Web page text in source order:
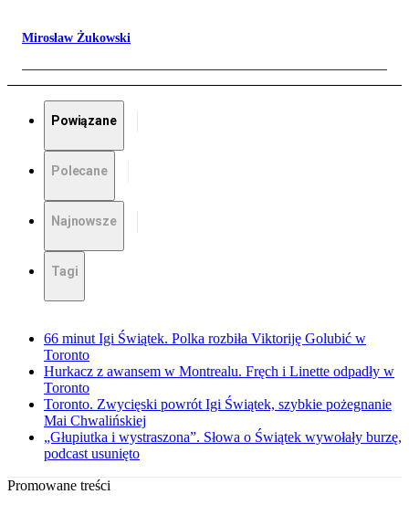
Mirosław Żukowski
Powiązane
Polecane
Najnowsze
Tagi
66 minut Igi Świątek. Polka rozbiła Viktoriję Golubić w
Toronto
Hurkacz z awansem w Montrealu. Fręch i Linette odpadły w
Toronto
Toronto. Zwycięski powrót Igi Świątek, szybkie pożegnanie
Mai Chwalińskiej
„Głupiutka i wystraszona”. Słowa o Świątek wywołały burzę,
podcast usunięto
Promowane treści